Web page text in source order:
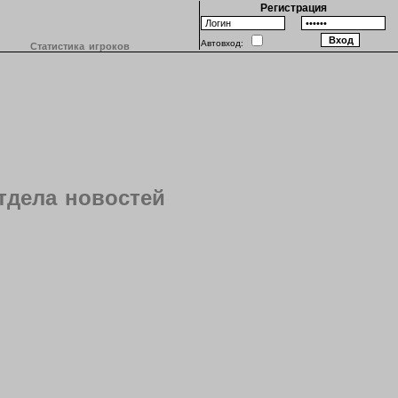
Статистика игроков
Регистрация
Автовход:
новостей